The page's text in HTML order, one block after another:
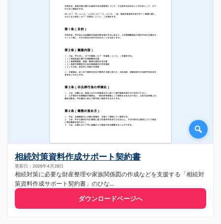
相続対策資料作成サポート契約書
更新日：2026年4月28日
相続対策に必要な財産整理や家族関係図の作成などを支援する「相続対
策資料作成サポート契約書」のひな...
ダウンロードページへ